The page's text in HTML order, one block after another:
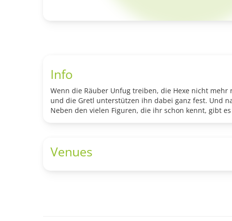
Info
Wenn die Räuber Unfug treiben, die Hexe nicht
und die Gretl unterstützen ihn dabei ganz fest. Und
Neben den vielen Figuren, die ihr schon kennt, gibt
Venues